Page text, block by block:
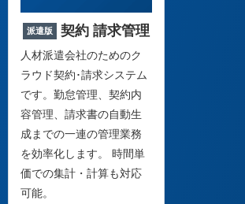
派遣版 契約 請求管理
人材派遣会社のためのク
ラウド契約･請求システム
です。勤怠管理、契約内
容管理、請求書の自動生
成までの一連の管理業務
を効率化します。 時間単
価での集計・計算も対応
可能。